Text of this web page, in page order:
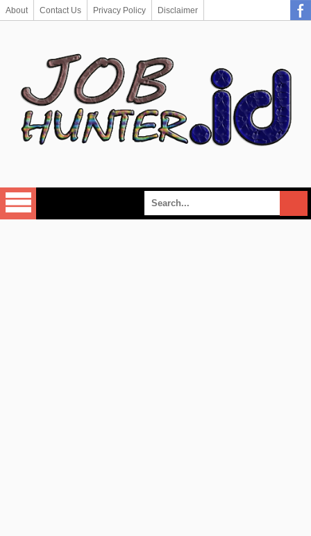
About Contact Us Privacy Policy Disclaimer